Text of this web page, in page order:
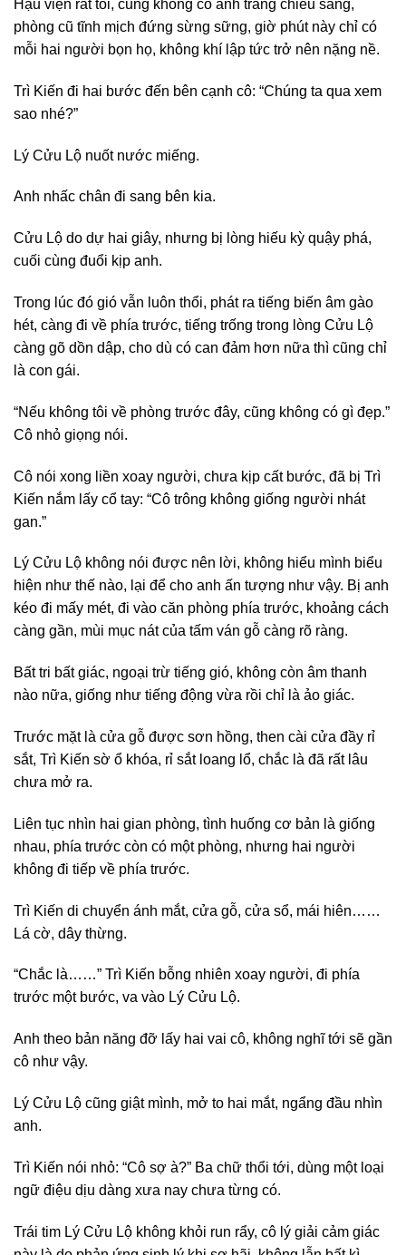
Hậu viện rất tối, cũng không có ánh trăng chiếu sáng,
phòng cũ tĩnh mịch đứng sừng sững, giờ phút này chỉ có
mỗi hai người bọn họ, không khí lập tức trở nên nặng nề.
Trì Kiến đi hai bước đến bên cạnh cô: “Chúng ta qua xem
sao nhé?”
Lý Cửu Lộ nuốt nước miếng.
Anh nhấc chân đi sang bên kia.
Cửu Lộ do dự hai giây, nhưng bị lòng hiếu kỳ quậy phá,
cuối cùng đuổi kịp anh.
Trong lúc đó gió vẫn luôn thổi, phát ra tiếng biến âm gào
hét, càng đi về phía trước, tiếng trống trong lòng Cửu Lộ
càng gõ dồn dập, cho dù có can đảm hơn nữa thì cũng chỉ
là con gái.
“Nếu không tôi về phòng trước đây, cũng không có gì đẹp.”
Cô nhỏ giọng nói.
Cô nói xong liền xoay người, chưa kịp cất bước, đã bị Trì
Kiến nắm lấy cổ tay: “Cô trông không giống người nhát
gan.”
Lý Cửu Lộ không nói được nên lời, không hiểu mình biểu
hiện như thế nào, lại để cho anh ấn tượng như vậy. Bị anh
kéo đi mấy mét, đi vào căn phòng phía trước, khoảng cách
càng gần, mùi mục nát của tấm ván gỗ càng rõ ràng.
Bất tri bất giác, ngoại trừ tiếng gió, không còn âm thanh
nào nữa, giống như tiếng động vừa rồi chỉ là ảo giác.
Trước mặt là cửa gỗ được sơn hồng, then cài cửa đầy rỉ
sắt, Trì Kiến sờ ổ khóa, rỉ sắt loang lổ, chắc là đã rất lâu
chưa mở ra.
Liên tục nhìn hai gian phòng, tình huống cơ bản là giống
nhau, phía trước còn có một phòng, nhưng hai người
không đi tiếp về phía trước.
Trì Kiến di chuyển ánh mắt, cửa gỗ, cửa sổ, mái hiên……
Lá cờ, dây thừng.
“Chắc là……” Trì Kiến bỗng nhiên xoay người, đi phía
trước một bước, va vào Lý Cửu Lộ.
Anh theo bản năng đỡ lấy hai vai cô, không nghĩ tới sẽ gần
cô như vậy.
Lý Cửu Lộ cũng giật mình, mở to hai mắt, ngẩng đầu nhìn
anh.
Trì Kiến nói nhỏ: “Cô sợ à?” Ba chữ thổi tới, dùng một loại
ngữ điệu dịu dàng xưa nay chưa từng có.
Trái tim Lý Cửu Lộ không khỏi run rẩy, cô lý giải cảm giác